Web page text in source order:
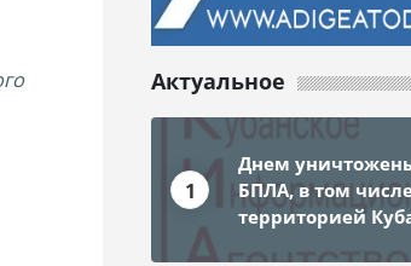
Актуальное
1
Днем
БПЛА, в том
территорией